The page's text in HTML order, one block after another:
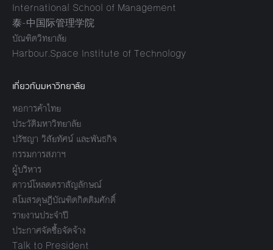
International School of Management
泰-中国际管理学院
บัณฑิตวิทยาลัย
Harbour.Space Institute of Technology
เกี่ยวกับมหาวิทยาลัย
หอการค้าไทย
ประวัติมหาวิทยาลัย
ปรัชญา วิสัยทัศน์ และพันธกิจ
กรรมการสภาฯ
ผู้บริหาร
ดาวน์โหลดตราสัญลักษณ์
สโมสรดุษฎีบัณฑิตกิตติมศักดิ์
รายงานประจำปี
ประกาศจัดซื้อจัดจ้าง
Talk to President